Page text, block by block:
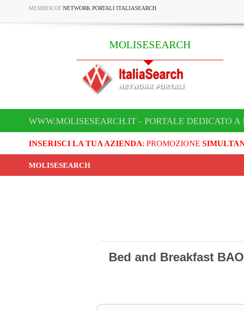
MEMBER OF NETWORK PORTALI ITALIASEARCH
MOLISESEARCH
WWW.MOLISESEARCH.IT - PORTALE DEDICATO A
INSERISCI LA TUA AZIENDA: PROMOZIONE
MOLISESEARCH
Bed and Breakfast